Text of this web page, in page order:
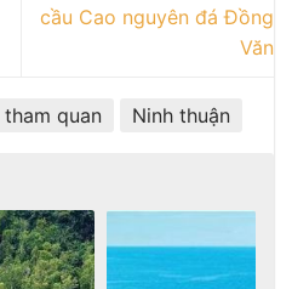
cầu Cao nguyên đá Đồng
Văn
quan Ninh thuận